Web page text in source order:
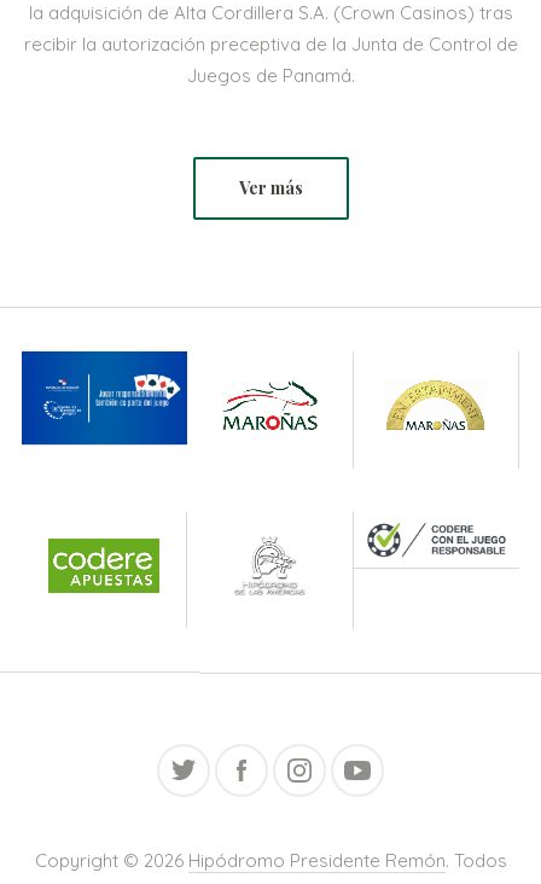
la adquisición de Alta Cordillera S.A. (Crown Casinos) tras
recibir la autorización preceptiva de la Junta de Control de
Juegos de Panamá.
Ver más
Copyright © 2026 Hipódromo Presidente Remón. Todos